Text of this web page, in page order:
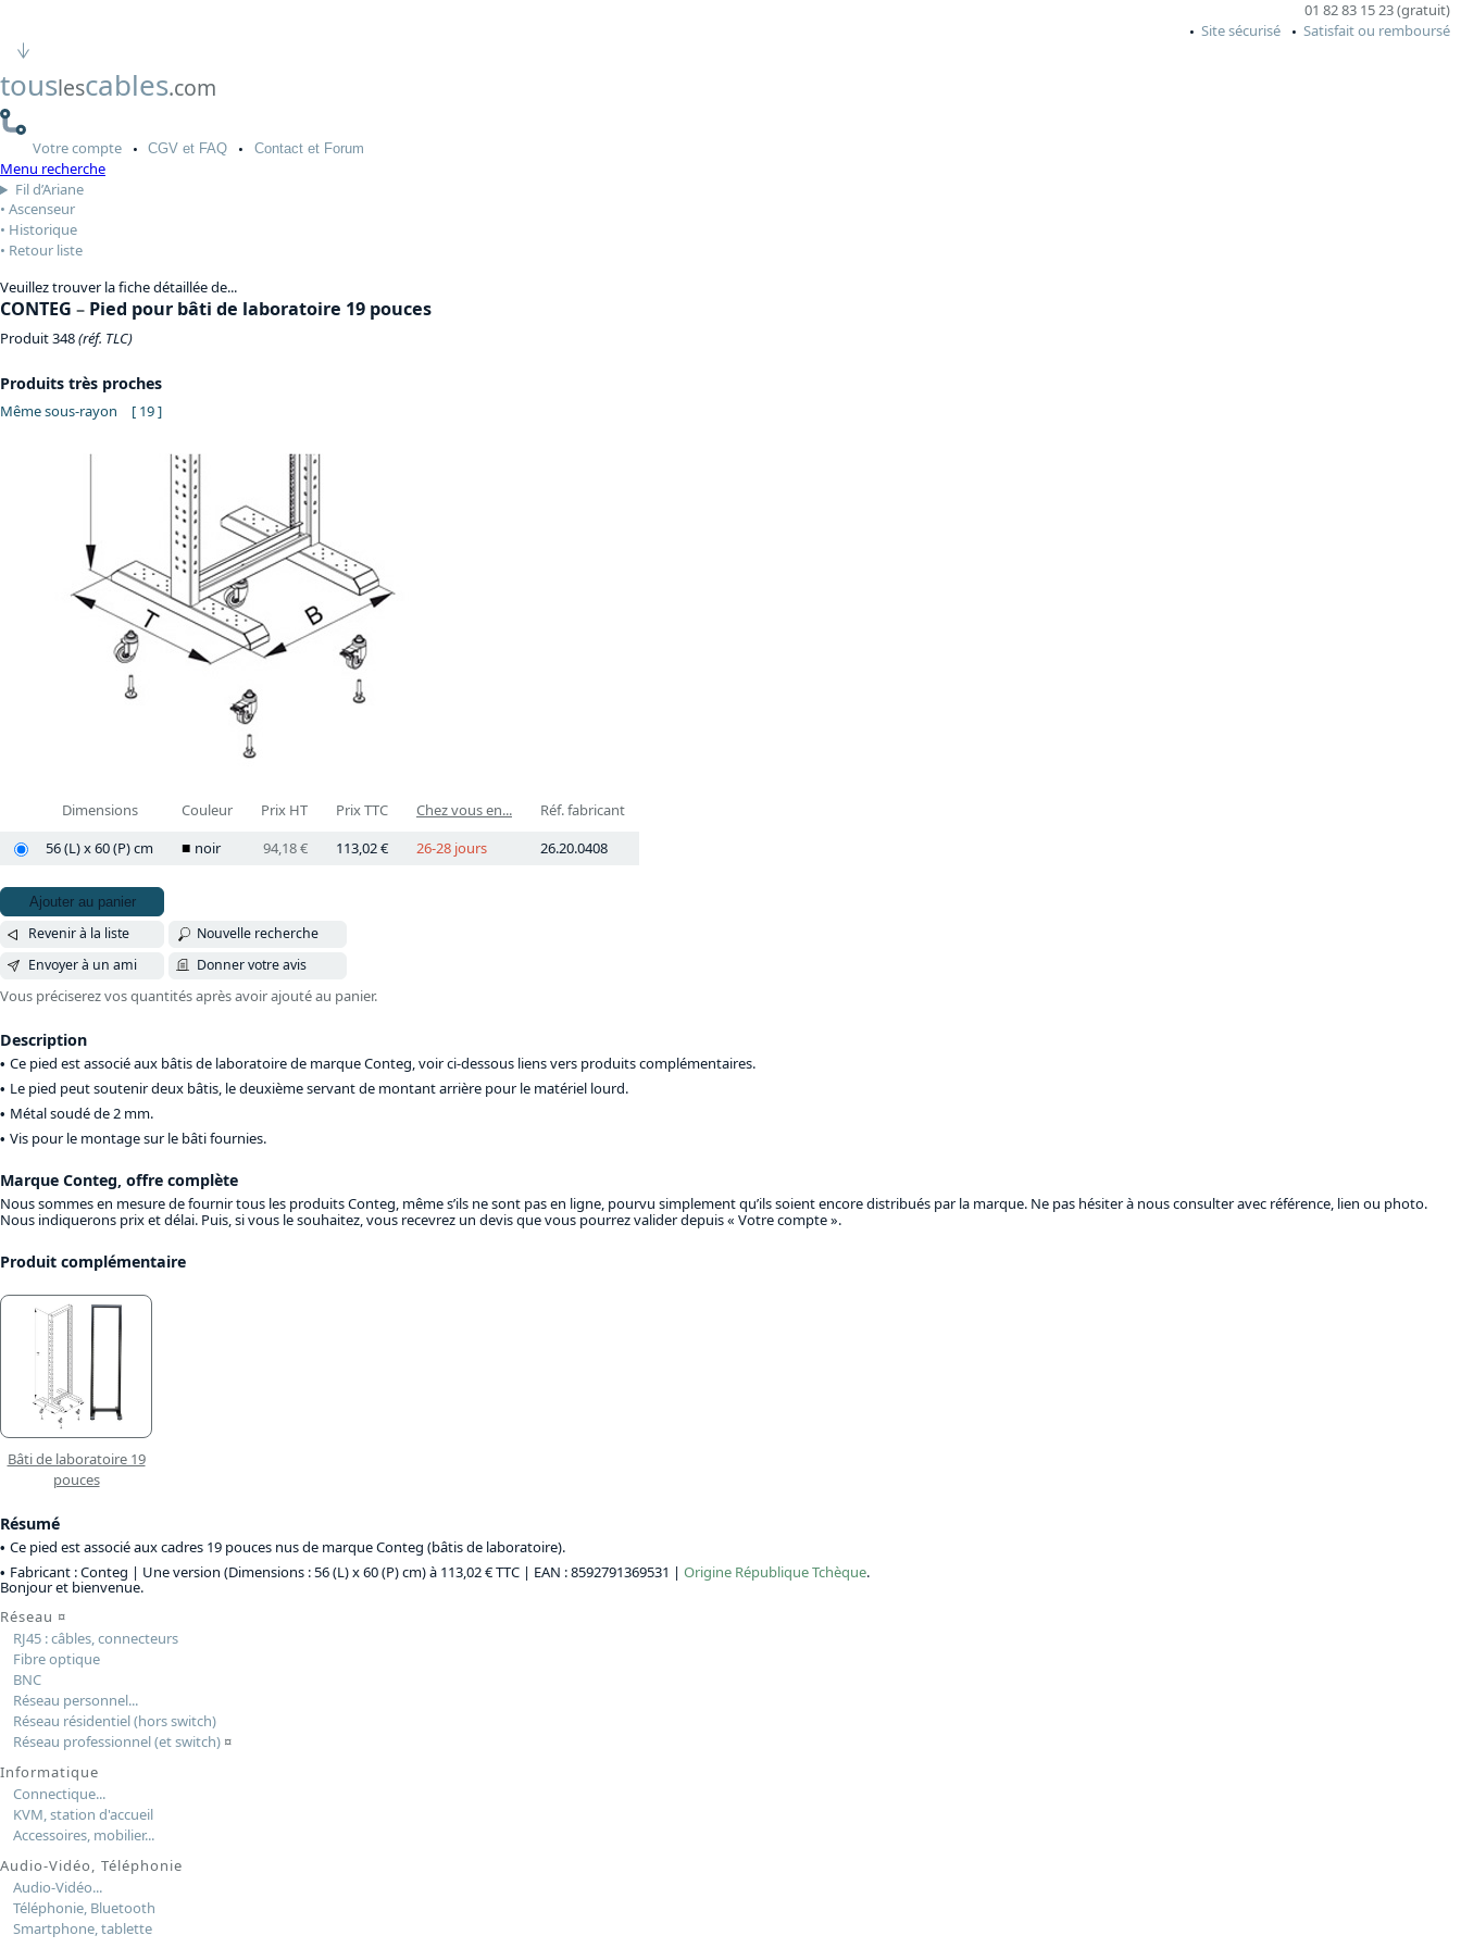
01 82 83 15 23 (gratuit)
Site sécurisé
Satisfait ou remboursé
touslescables.com
Votrecompte CGV et FAQ Contactet Forum
Menu recherche
Fil d’Ariane
Ascenseur
Historique
Retour liste
Veuillez trouver la fiche détaillée de...
CONTEG – Pied pour bâti de laboratoire 19 pouces
Produit 348(réf. TLC)
Produits très proches
Même sous-rayon [ 19 ]
Dimensions Couleur Prix HT Prix TTC Chez vous en...
Réf. fabricant
56 (L) x 60 (P) cm
noir 94,18 € 113,02 € 26-28 jours 26.20.0408
Ajouter au panier
Revenir à la liste
Nouvelle recherche
Envoyer à un ami
Donner votre avis
Vous préciserez vos quantités après avoir ajouté au panier.
Description
Ce pied est associé aux bâtis de laboratoire de marque Conteg, voir ci-dessous liens vers produits complémentaires.
Le pied peut soutenir deux bâtis, le deuxième servant de montant arrière pour le matériel lourd.
Métal soudé de 2 mm.
Vis pour le montage sur le bâti fournies.
Marque Conteg, offre complète
Nous sommes en mesure de fournir tous les produits Conteg, même s’ils ne sont pas en ligne, pourvu simplement qu’ils soient encore distribués par la marque. Ne pas hésiter à nous consulter avec référence, lien ou photo.
Nous indiquerons prix et délai. Puis, si vous le souhaitez, vous recevrez un devis que vous pourrez valider depuis « Votre compte ».
Produit complémentaire
Bâti de laboratoire 19
pouces
Résumé
Ce pied est associé aux cadres 19 pouces nus de marque Conteg (bâtis de laboratoire).
Fabricant : Conteg | Une version (Dimensions : 56 (L) x 60 (P) cm) à 113,02 € TTC | EAN : 8592791369531 | Origine République Tchèque.
Bonjour et bienvenue.
Réseau ¤
RJ45 : câbles, connecteurs
Fibre optique
BNC
Réseau personnel...
Réseau résidentiel (hors switch)
Réseau professionnel (et switch)¤
Informatique
Connectique...
KVM, station d'accueil
Accessoires, mobilier...
Audio-Vidéo, Téléphonie
Audio-Vidéo...
Téléphonie, Bluetooth
Smartphone, tablette